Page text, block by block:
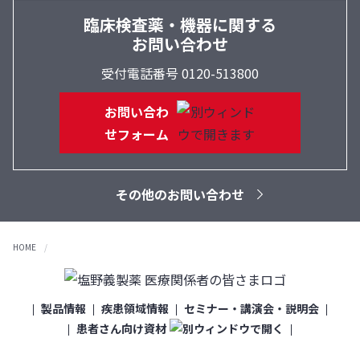
臨床検査薬・機器に関する
お問い合わせ
受付電話番号 0120-513800
お問い合わ
せフォーム
その他のお問い合わせ
HOME
製品情報 疾患領域情報
セミナー・講演会・説明会
患者さん向け資材